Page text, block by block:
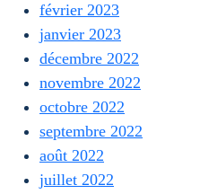
février 2023
janvier 2023
décembre 2022
novembre 2022
octobre 2022
septembre 2022
août 2022
juillet 2022